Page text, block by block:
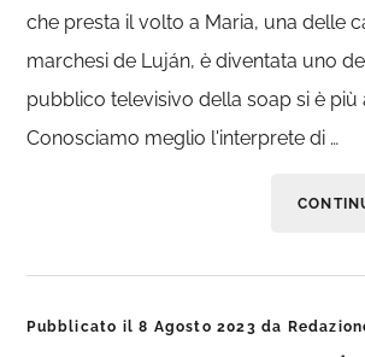
che presta il volto a Maria, una delle
marchesi de Luján, è diventata uno
pubblico televisivo della soap si è più
Conosciamo meglio l'interprete di …
Pubblicato il8 Agosto 2023 da